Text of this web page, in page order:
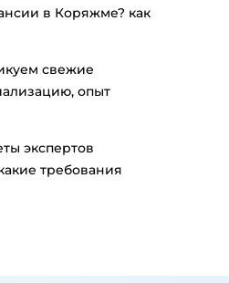
в Коряжме? как
свежие
опыт
экспертов
требования